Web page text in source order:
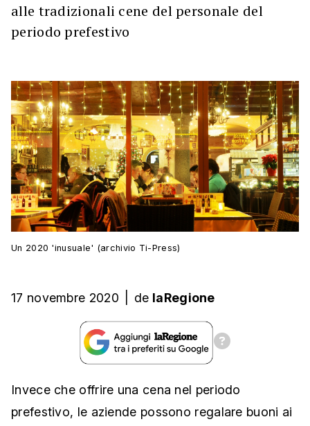
alle tradizionali cene del personale del
periodo prefestivo
Un 2020 'inusuale' (archivio Ti-Press)
17 novembre 2020 de laRegione
Invece che offrire una cena nel periodo
prefestivo, le aziende possono regalare buoni ai